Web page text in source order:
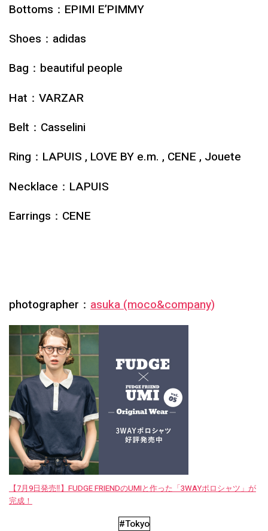
Bottoms：EPIMI E’PIMMY
Shoes：adidas
Bag：beautiful people
Hat：VARZAR
Belt：Casselini
Ring：LAPUIS , LOVE BY e.m. , CENE , Jouete
Necklace：LAPUIS
Earrings：CENE
photographer： asuka (moco&company)
【7月9日発売‼︎】FUDGE FRIENDのUMIと作った「3WAYポロシャツ」が
完成！
#Tokyo